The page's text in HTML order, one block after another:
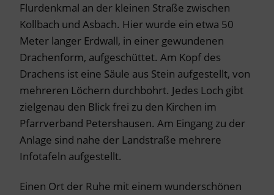
Flurdenkmal an der kleinen Straße zwischen
Kollbach und Asbach. Hier wurde ein etwa 50
Meter langer Erdwall, in einer gewundenen
Drachenform, aufgeschüttet. Am Kopf des
Drachens ist eine Säule aus Stein aufgestellt, von
mehreren Löchern durchbohrt. Jedes Loch gibt
zielgenau den Blick frei zu den Kirchen im
Pfarrverband Petershausen. Am Eingang zu der
Anlage sind nahe der Landstraße mehrere
Infotafeln aufgestellt.
Einen Ort der Ruhe mit einem wunderschönen